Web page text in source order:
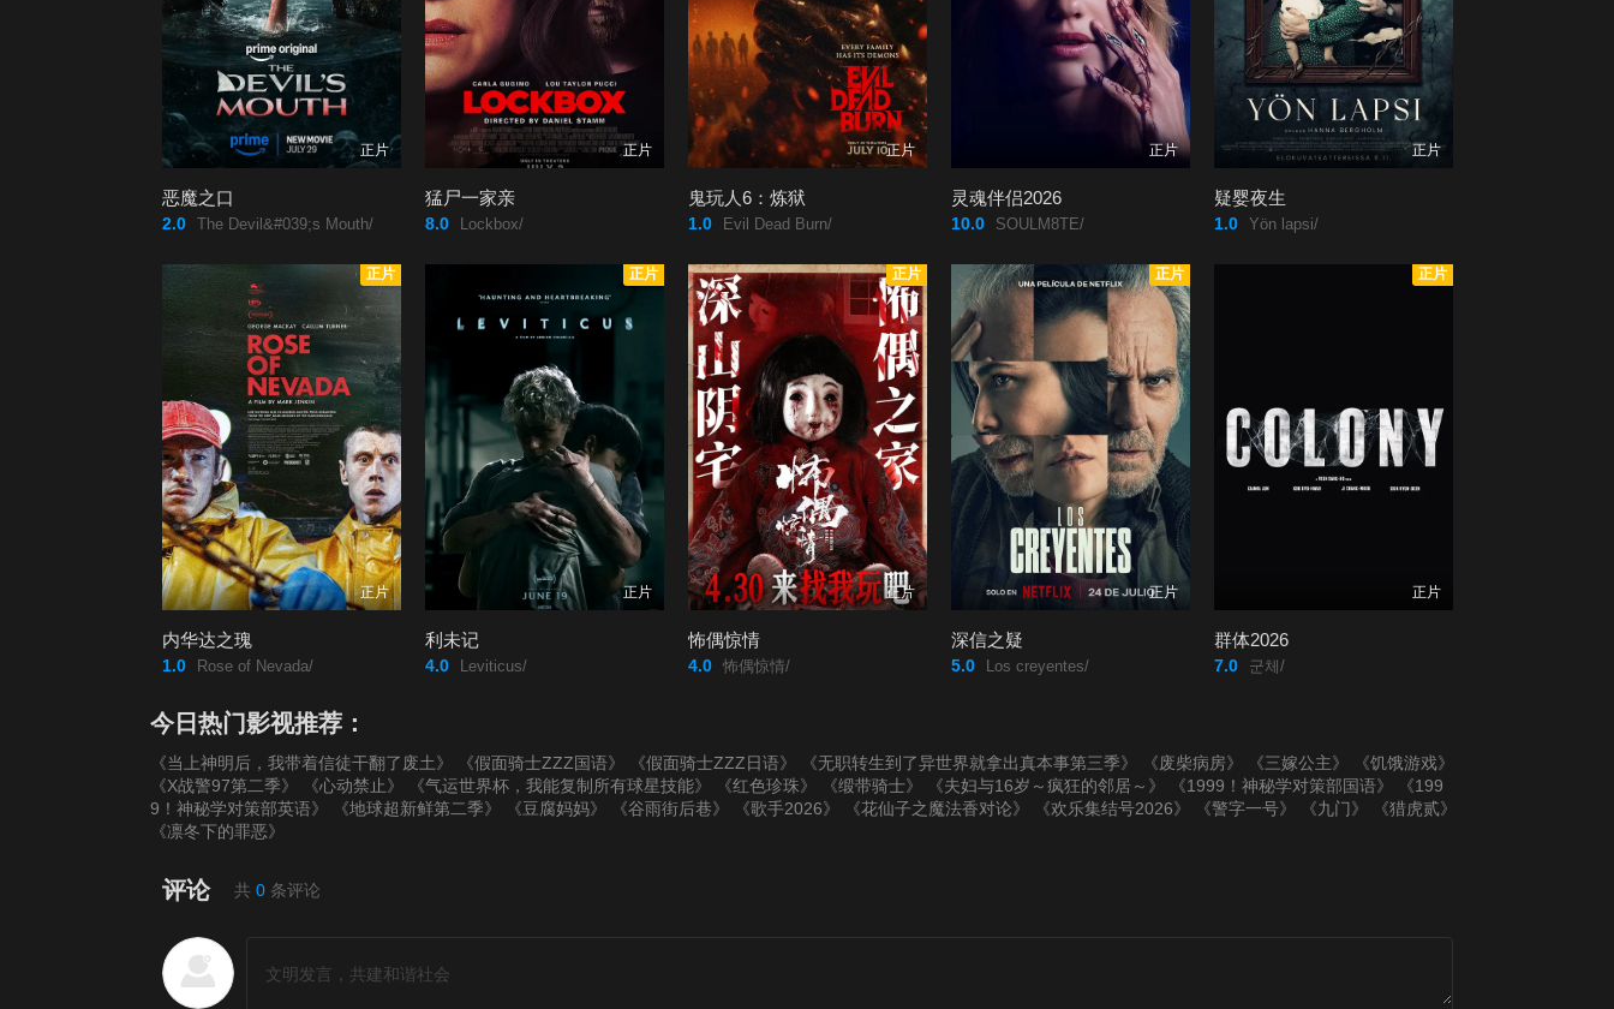
正片
恶魔之口
2.0 The Devil&#039;s Mouth/
正片
猛尸一家亲
8.0 Lockbox/
正片
鬼玩人6：炼狱
1.0 Evil Dead Burn/
正片
灵魂伴侣2026
10.0 SOULM8TE/
正片
疑婴夜生
1.0 Yön lapsi/
正片
正片
内华达之瑰
1.0 Rose of Nevada/
正片
正片
利未记
4.0 Leviticus/
正片
正片
怖偶惊情
4.0 怖偶惊情/
正片
正片
深信之疑
5.0 Los creyentes/
正片
正片
群体2026
7.0 군체/
今日热门影视推荐：
《当上神明后，我带着信徒干翻了废土》 《假面骑士ZZZ国语》 《假面骑士ZZZ日语》 《无职转生到了异世界就拿出真本事第三季》 《废柴病房》 《三嫁公主》
《饥饿游戏》
《X战警97第二季》
《心动禁止》 《气运世界杯，我能复制所有球星技能》 《红色珍珠》 《缎带骑士》 《夫妇与16岁～疯狂的邻居～》 《1999！神秘学对策部国语》
《199
9！神秘学对策部英语》
《地球超新鲜第二季》 《豆腐妈妈》 《谷雨街后巷》 《歌手2026》 《花仙子之魔法香对论》 《欢乐集结号2026》 《警字一号》 《九门》
《猎虎贰》
《凛冬下的罪恶》
评论 共 0条评论